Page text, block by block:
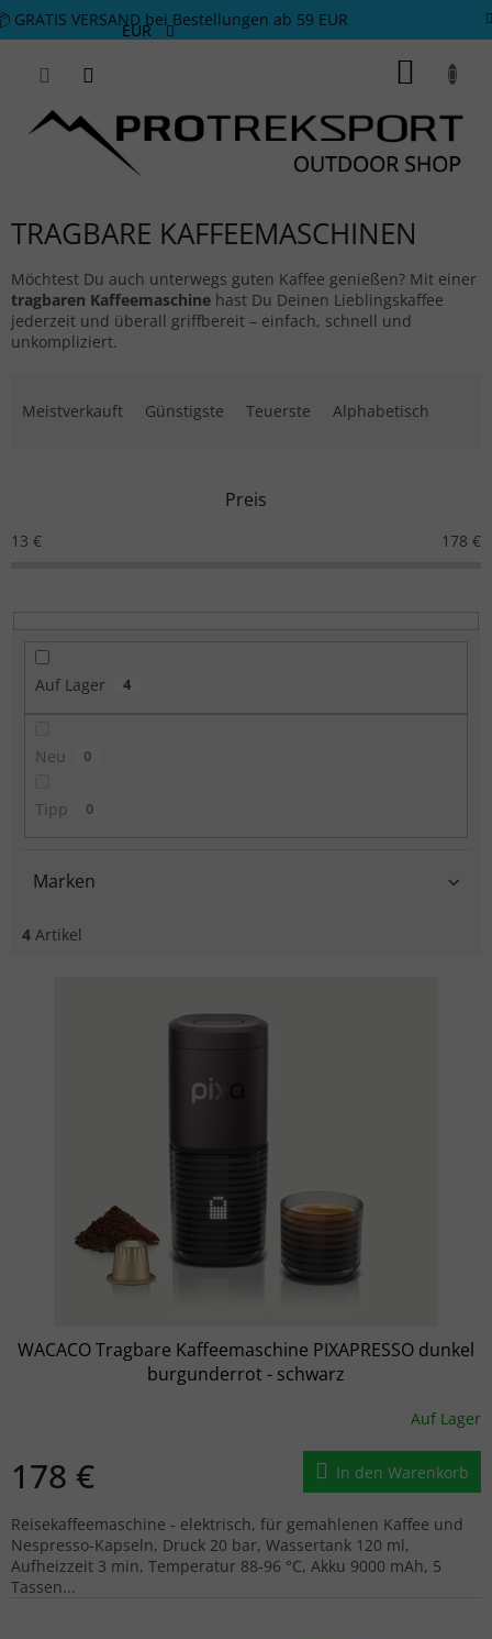
Zum Inhalt springen
GRATIS VERSAND bei Bestellungen ab 59 EUR
EUR
TRAGBARE KAFFEEMASCHINEN
Möchtest Du auch unterwegs guten Kaffee genießen? Mit einer
tragbaren Kaffeemaschine hast Du Deinen Lieblingskaffee
jederzeit und überall griffbereit – einfach, schnell und
unkompliziert.
Meistverkauft Günstigste Teuerste Alphabetisch
Preis
13 € 178 €
Auf Lager 4
Neu 0
Tipp 0
Marken
4 Artikel
WACACO Tragbare Kaffeemaschine PIXAPRESSO dunkel
burgunderrot - schwarz
Auf Lager
178 € In den Warenkorb
Reisekaffeemaschine - elektrisch, für gemahlenen Kaffee und
Nespresso-Kapseln, Druck 20 bar, Wassertank 120 ml,
Aufheizzeit 3 min, Temperatur 88-96 °C, Akku 9000 mAh, 5
Tassen...